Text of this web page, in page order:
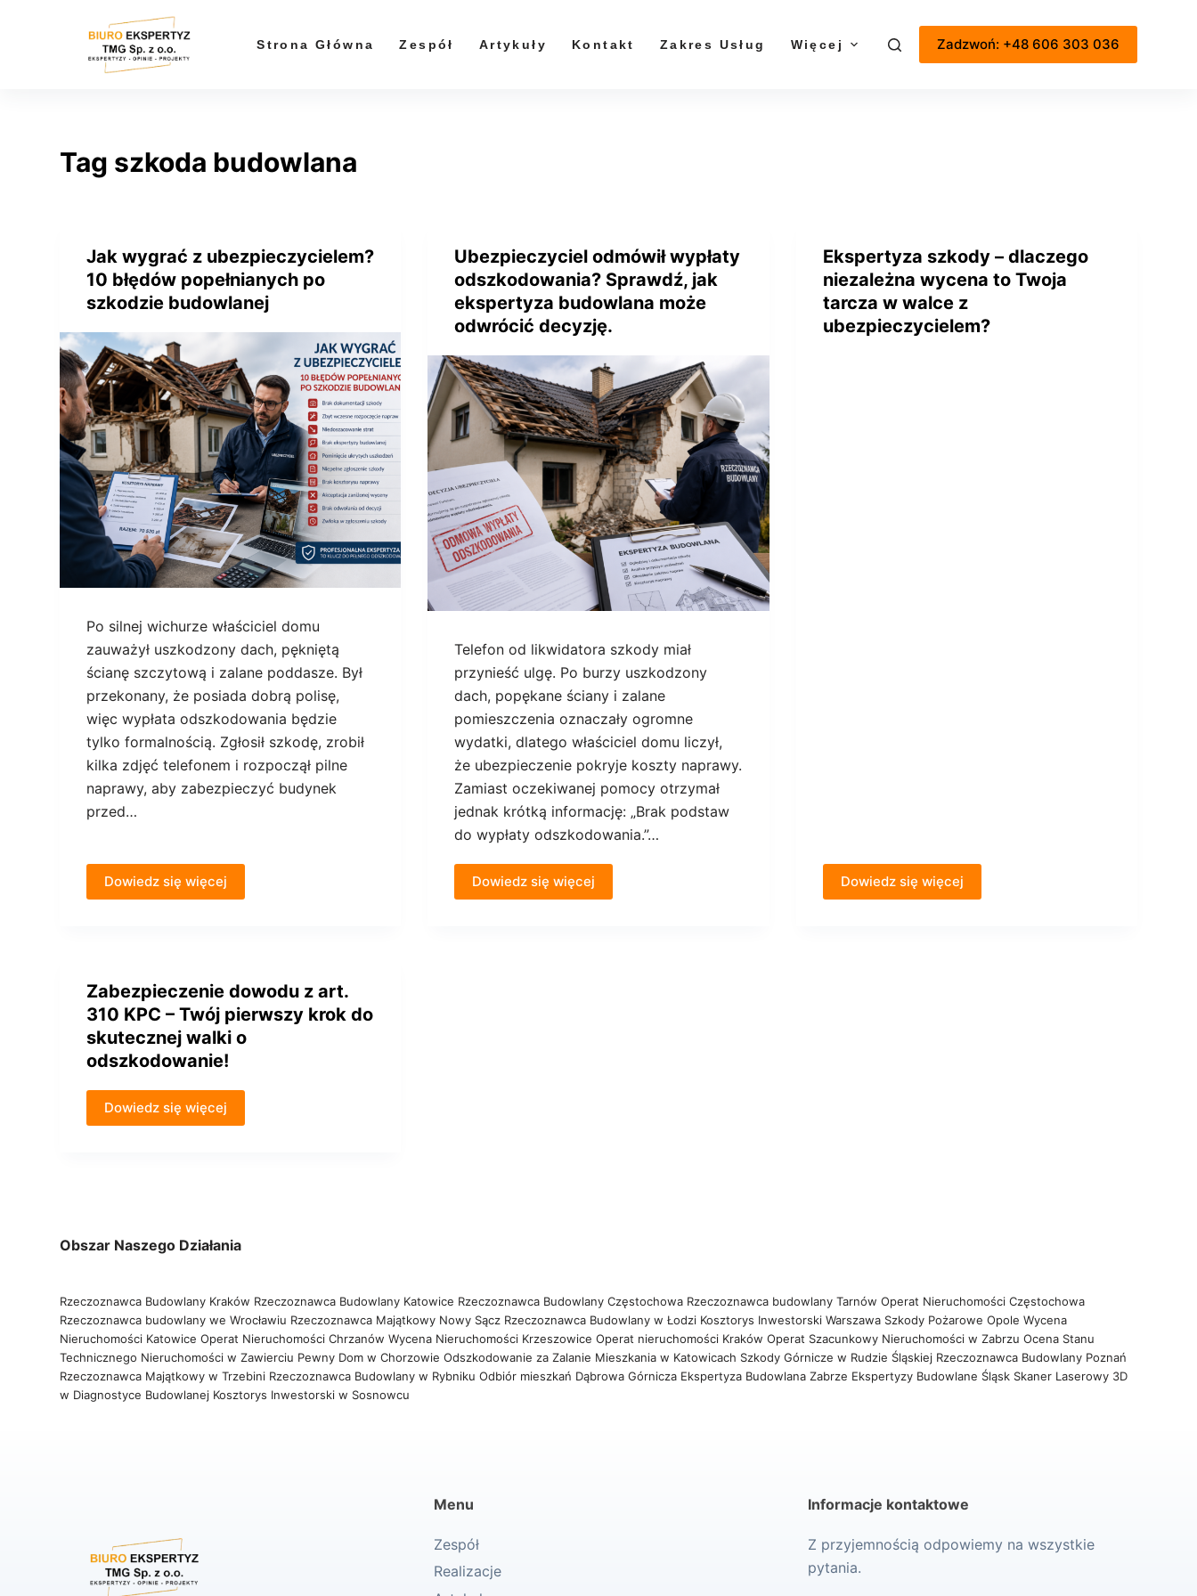
Strona Główna Zespół Artykuły Kontakt Zakres Usług Więcej Zadzwoń: +48 606 303 036
Tag szkoda budowlana
Jak wygrać z ubezpieczycielem?
10 błędów popełnianych po
szkodzie budowlanej
Po silnej wichurze właściciel domu
zauważył uszkodzony dach, pękniętą
ścianę szczytową i zalane poddasze. Był
przekonany, że posiada dobrą polisę,
więc wypłata odszkodowania będzie
tylko formalnością. Zgłosił szkodę, zrobił
kilka zdjęć telefonem i rozpoczął pilne
naprawy, aby zabezpieczyć budynek
przed…
Dowiedz się więcej
Ubezpieczyciel odmówił wypłaty
odszkodowania? Sprawdź, jak
ekspertyza budowlana może
odwrócić decyzję.
Telefon od likwidatora szkody miał
przynieść ulgę. Po burzy uszkodzony
dach, popękane ściany i zalane
pomieszczenia oznaczały ogromne
wydatki, dlatego właściciel domu liczył,
że ubezpieczenie pokryje koszty naprawy.
Zamiast oczekiwanej pomocy otrzymał
jednak krótką informację: „Brak podstaw
do wypłaty odszkodowania.”…
Dowiedz się więcej
Ekspertyza szkody – dlaczego
niezależna wycena to Twoja
tarcza w walce z
ubezpieczycielem?
Dowiedz się więcej
Zabezpieczenie dowodu z art.
310 KPC – Twój pierwszy krok do
skutecznej walki o
odszkodowanie!
Dowiedz się więcej
Obszar Naszego Działania
Rzeczoznawca Budowlany Kraków Rzeczoznawca Budowlany Katowice Rzeczoznawca Budowlany Częstochowa Rzeczoznawca budowlany Tarnów Operat Nieruchomości Częstochowa
Rzeczoznawca budowlany we Wrocławiu Rzeczoznawca Majątkowy Nowy Sącz Rzeczoznawca Budowlany w Łodzi Kosztorys Inwestorski Warszawa Szkody Pożarowe OpoleWycena
Nieruchomości Katowice Operat Nieruchomości Chrzanów Wycena Nieruchomości KrzeszowiceOperat nieruchomości Kraków Operat Szacunkowy Nieruchomości w ZabrzuOcena Stanu
Technicznego Nieruchomości w Zawierciu Pewny Dom w Chorzowie Odszkodowanie za Zalanie Mieszkania w Katowicach Szkody Górnicze w Rudzie Śląskiej Rzeczoznawca Budowlany Poznań
Rzeczoznawca Majątkowy w Trzebini Rzeczoznawca Budowlany w RybnikuOdbiór mieszkań Dąbrowa Górnicza Ekspertyza Budowlana Zabrze Ekspertyzy Budowlane Śląsk Skaner Laserowy 3D
w Diagnostyce Budowlanej Kosztorys Inwestorski w Sosnowcu
Menu
Zespół
Realizacje
Informacje kontaktowe
Z przyjemnością odpowiemy na wszystkie
pytania.